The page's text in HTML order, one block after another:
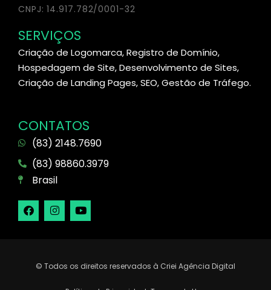
CNPJ: 14.917.782/0001-32
SERVIÇOS
Criação de Logomarca, Registro de Domínio,
Hospedagem de Site, Desenvolvimento de Sites,
Criação de Landing Pages, SEO, Gestão de Tráfego.
CONTATOS
(83) 2148.7690
(83) 98860.3979
Brasil
© Todos os direitos reservados à Criei Agência Digital